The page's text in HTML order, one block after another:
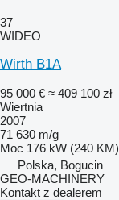
37
WIDEO
Wirth B1A
95 000 € ≈ 409 100 zł
Wiertnia
2007
71 630 m/g
Moc 176 kW (240 KM)
Polska, Bogucin
GEO-MACHINERY
Kontakt z dealerem